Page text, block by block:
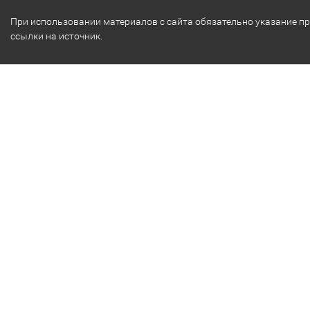
При использовании материалов с сайта обязательно указание
ссылки на источник.